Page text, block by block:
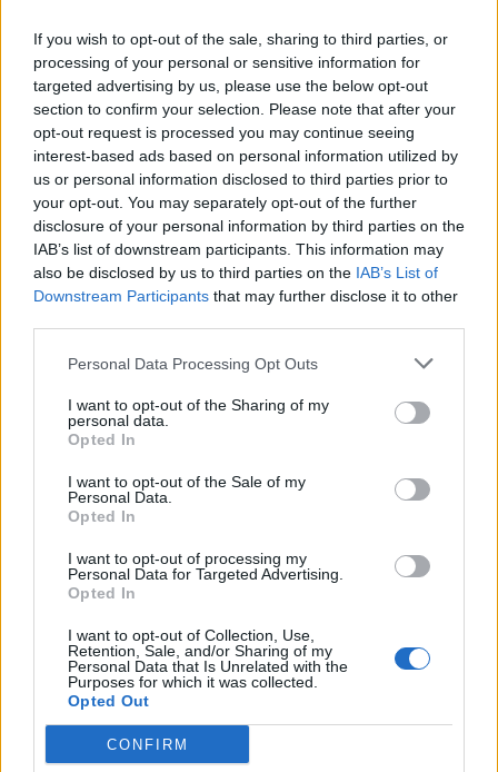
If you wish to opt-out of the sale, sharing to third parties, or
processing of your personal or sensitive information for
targeted advertising by us, please use the below opt-out
section to confirm your selection. Please note that after your
opt-out request is processed you may continue seeing
interest-based ads based on personal information utilized by
us or personal information disclosed to third parties prior to
your opt-out. You may separately opt-out of the further
disclosure of your personal information by third parties on the
IAB’s list of downstream participants. This information may
also be disclosed by us to third parties on the IAB’s List of
Downstream Participants that may further disclose it to other
Personal Data Processing Opt Outs
I want to opt-out of the Sharing of my
personal data.
Opted In
I want to opt-out of the Sale of my
Personal Data.
Opted In
I want to opt-out of processing my
Personal Data for Targeted Advertising.
Opted In
I want to opt-out of Collection, Use,
Retention, Sale, and/or Sharing of my
Personal Data that Is Unrelated with the
Purposes for which it was collected.
Opted Out
CONFIRM
Ολυμπιακός: Συγκινητικό μήνυμα Μέσι σε
Αμπιντάλ!
Το γύρο του κόσμου έχει κάνει η είδηση αποχώρησης
του Ερίκ Αμπιντάλ από την ενεργό δράση με τον
Λιονέλ Μέσι να του…
23 Δεκεμβρίου 2014 17:16